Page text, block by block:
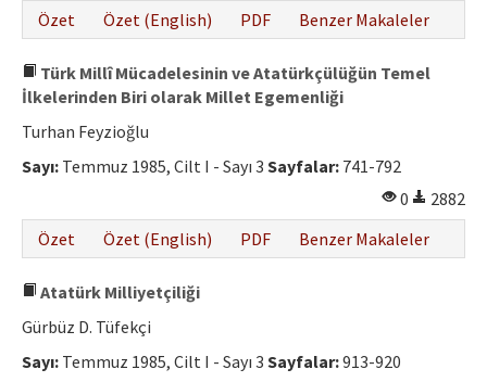
Özet
Özet (English) PDF Benzer Makaleler
Türk Millî Mücadelesinin ve Atatürkçülüğün Temel
İlkelerinden Biri olarak Millet Egemenliği
Turhan Feyzioğlu
Sayı: Temmuz 1985, Cilt I - Sayı 3 Sayfalar: 741-792
0
2882
Özet
Özet (English) PDF Benzer Makaleler
Atatürk Milliyetçiliği
Gürbüz D. Tüfekçi
Sayı: Temmuz 1985, Cilt I - Sayı 3 Sayfalar:913-920